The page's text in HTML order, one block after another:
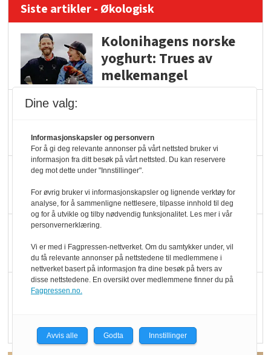
Siste artikler - Økologisk
Kolonihagens norske
yoghurt: Trues av
melkemangel
hederspris
Blir enklere å velge
økologisk i butikkhylla
Kolonihagen sliter
med å få tak i nok melk
det?
Dine valg:
Informasjonskapsler og personvern
For å gi deg relevante annonser på vårt nettsted bruker vi
informasjon fra ditt besøk på vårt nettsted. Du kan reservere
deg mot dette under "Innstillinger".
For øvrig bruker vi informasjonskapsler og lignende verktøy for
analyse, for å sammenligne nettlesere, tilpasse innhold til deg
og for å utvikle og tilby nødvendig funksjonalitet. Les mer i vår
personvernerklæring.
Vi er med i Fagpressen-nettverket. Om du samtykker under, vil
du få relevante annonser på nettstedene til medlemmene i
nettverket basert på informasjon fra dine besøk på tvers av
disse nettstedene. En oversikt over medlemmene finner du på
Fagpressen.no.
Avvis alle Godta Innstillinger